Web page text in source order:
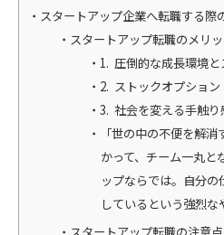
スタートアップ企業へ転職する際
スタートアップ転職のメリ
1. 圧倒的な成長環境と
2. ストックオプション
3. 社会を変える手触り
「世の中の不便を解
かって、チーム一丸と
ップならでは。自分
しているという強烈な
スタートアップ転職の注意